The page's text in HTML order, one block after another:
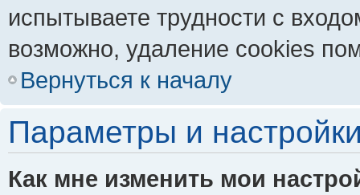
испытываете трудности с
возможно, удаление cookies
Вернуться к началу
Параметры и
Как мне изменить мои